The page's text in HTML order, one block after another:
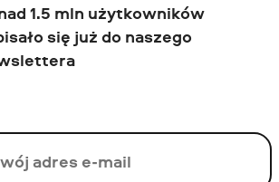
1.5 mln użytkowników
się już do naszego